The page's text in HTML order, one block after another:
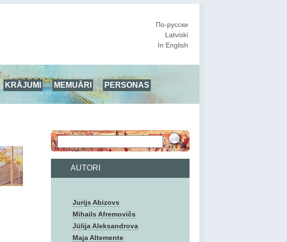
По-русски
Latviski
In English
KRĀJUMI MEMUĀRI
PERSONAS
AUTORI
Jurijs Abizovs
Mihails Afremovičs
Jūlija Aleksandrova
Maja Altemente